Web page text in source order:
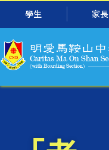
跳转到主要内容
學生 家長
导
航